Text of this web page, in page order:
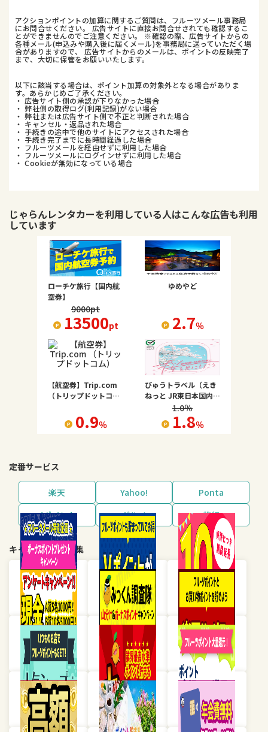
アクションポイントの加算に関するご質問は、フルーツメール事務局
にお問合せください。 広告サイトに直接お問合せされても確認するこ
とができませんのでご注意ください。 ※確認の際、広告サイトからの
各種メール(申込みや購入後に届くメール)を事務局に送っていただく場
合がありますので、 広告サイトからのメールは、ポイントの反映完了
まで、大切に保管をお願いいたします。
以下に該当する場合は、ポイント加算の対象外となる場合がありま
す。あらかじめご了承ください。
・ 広告サイト側の承認が下りなかった場合
・ 弊社側の取得ログ(利用記録)がない場合
・ 弊社または広告サイト側で不正と判断された場合
・ キャンセル・返品された場合
・ 手続きの途中で他のサイトにアクセスされた場合
・ 手続き完了までに長時間経過した場合
・ フルーツメールを経由せずに利用した場合
・ フルーツメールにログインせずに利用した場合
・ Cookieが無効になっている場合
じゃらんレンタカーを利用している人はこんな広告も利用
しています
ローチケ旅行【国内航
空券】
9000pt
13500pt
ゆめやど
2.7％
【航空券】Trip.com
（トリップドットコ
0.9％
びゅうトラベル（えき
ねっと JR東日本国内ツ
1.0％
1.8％
定番サービス
楽天 Yahoo!
Ponta
dポイント
グルメ 旅行
キャンペーン・特集